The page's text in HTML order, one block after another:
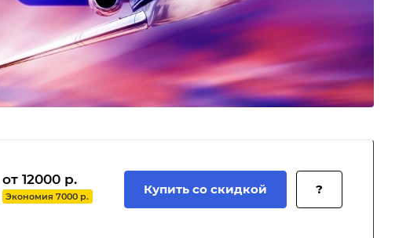
от 12000 р.
Экономия 7000 р. Купить со скидкой ?